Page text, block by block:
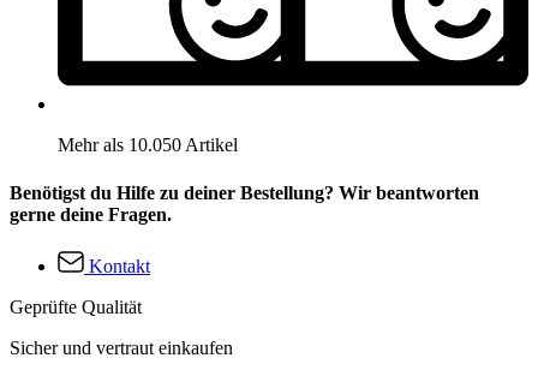
Mehr als 10.050 Artikel
Benötigst du Hilfe zu deiner Bestellung? Wir beantworten
gerne deine Fragen.
Kontakt
Geprüfte Qualität
Sicher und vertraut einkaufen